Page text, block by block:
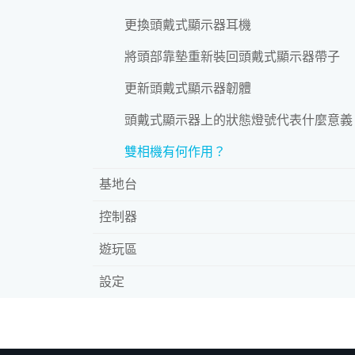
更換頭戴式顯示器耳機
將頭部靠墊重新裝回頭戴式顯示器帶子
更新頭戴式顯示器韌體
頭戴式顯示器上的狀態燈號代表什麼意義
雙相機有何作用？
基地台
控制器
遊玩區
設定